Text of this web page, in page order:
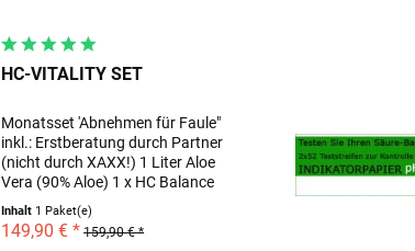
HC-VITALITY SET
Monatsset 'Abnehmen für Faule"
inkl.: Erstberatung durch Partner
(nicht durch XAXX!) 1 Liter Aloe
Vera (90% Aloe) 1 x HC Balance
(240 Kapseln) 1 x HC Vital (reicht
für 40 Tage ) 1 x HC Omega
(Monatspackung)
Inhalt 1 Paket(e)
149,90 € * 159,90 € *